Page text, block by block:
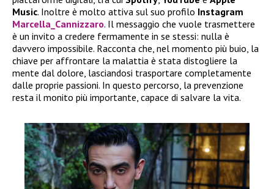
Music. Inoltre è molto attiva sul suo profilo Instagram
Marcella_Cannizzaro. Il messaggio che vuole trasmettere
è un invito a credere fermamente in se stessi: nulla è
davvero impossibile. Racconta che, nel momento più buio, la
chiave per affrontare la malattia è stata distogliere la
mente dal dolore, lasciandosi trasportare completamente
dalle proprie passioni. In questo percorso, la prevenzione
resta il monito più importante, capace di salvare la vita.